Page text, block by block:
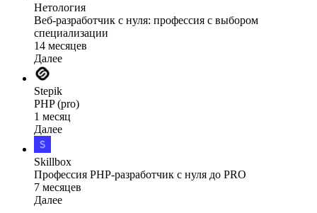
Нетология
Веб-разработчик с нуля: профессия с выбором
специализации
14 месяцев
Далее
Stepik
PHP (pro)
1 месяц
Далее
Skillbox
Профессия PHP-разработчик с нуля до PRO
7 месяцев
Далее